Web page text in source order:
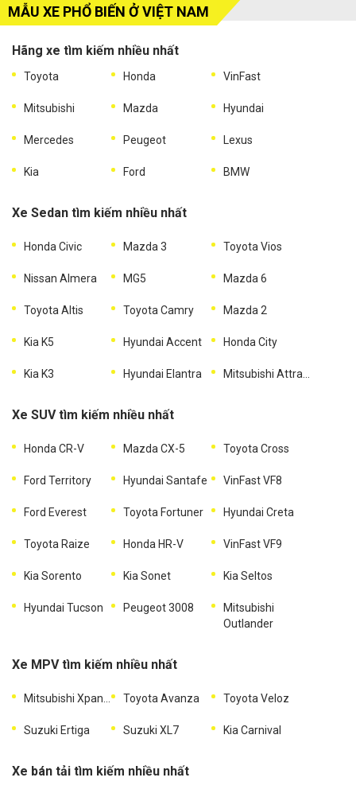
MẪU XE PHỔ BIẾN Ở VIỆT NAM
Hãng xe tìm kiếm nhiều nhất
Toyota Honda VinFast
Mitsubishi Mazda Hyundai
Mercedes Peugeot Lexus
Kia Ford BMW
Xe Sedan tìm kiếm nhiều nhất
Honda Civic Mazda 3 Toyota Vios
Nissan Almera MG5 Mazda 6
Toyota Altis Toyota Camry Mazda 2
Kia K5 Hyundai Accent Honda City
Kia K3 Hyundai Elantra Mitsubishi Attrage
Xe SUV tìm kiếm nhiều nhất
Honda CR-V Mazda CX-5 Toyota Cross
Ford Territory Hyundai Santafe VinFast VF8
Ford Everest Toyota Fortuner Hyundai Creta
Toyota Raize Honda HR-V VinFast VF9
Kia Sorento Kia Sonet Kia Seltos
Hyundai Tucson Peugeot 3008
Mitsubishi
Outlander
Xe MPV tìm kiếm nhiều nhất
Mitsubishi Xpander Toyota Avanza Toyota Veloz
Suzuki Ertiga Suzuki XL7 Kia Carnival
Xe bán tải tìm kiếm nhiều nhất